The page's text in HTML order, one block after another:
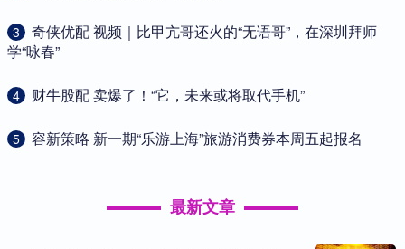
3
​奇侠优配 视频｜比甲亢哥还火的“无语哥”，在深圳拜师
学“咏春”
4 ​财牛股配 卖爆了！“它，未来或将取代手机”
5 ​容新策略 新一期“乐游上海”旅游消费券本周五起报名
最新文章